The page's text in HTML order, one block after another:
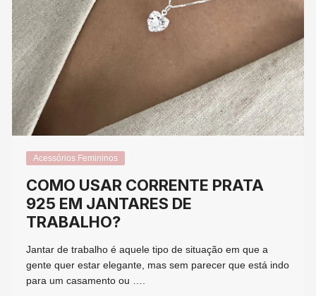
Acessórios Femininos
COMO USAR CORRENTE PRATA
925 EM JANTARES DE
TRABALHO?
Jantar de trabalho é aquele tipo de situação em que a
gente quer estar elegante, mas sem parecer que está indo
para um casamento ou ….